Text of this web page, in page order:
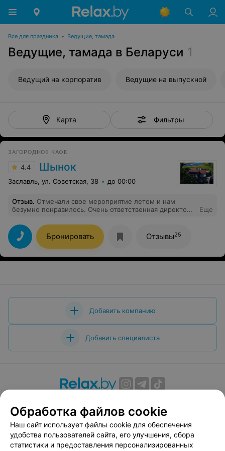
Все для праздника • Ведущие, тамада
Ведущие, тамада в Беларуси 1
Ведущий на корпоратив Ведущие на выпускной
Карта Фильтры
ЗАГОРОДНОЕ КАФЕ
4.4 Шынок
Заславль, ул. Советская, 38 до 00:00
Отзыв. Отмечали свое мероприятие летом и нам
безумно понравилось. Очень ответственная директор
протяжении всего мероприятия. Все было сделано с
душой. Прекрасная кухня и интересная программа.
Обязательно обратимся еще раз за организацией
своего праздника!
Еще
Бронировать Отзывы25
Добавить компанию
Добавить специалиста
Вакансии
Публичный договор
Способы оплаты
Публичный договор по использованию сервиса
«Афиша»
Обработка файлов cookie
Наш сайт использует файлы cookie для обеспечения
удобства пользователей сайта, его улучшения, сбора
статистики и предоставления персонализированных